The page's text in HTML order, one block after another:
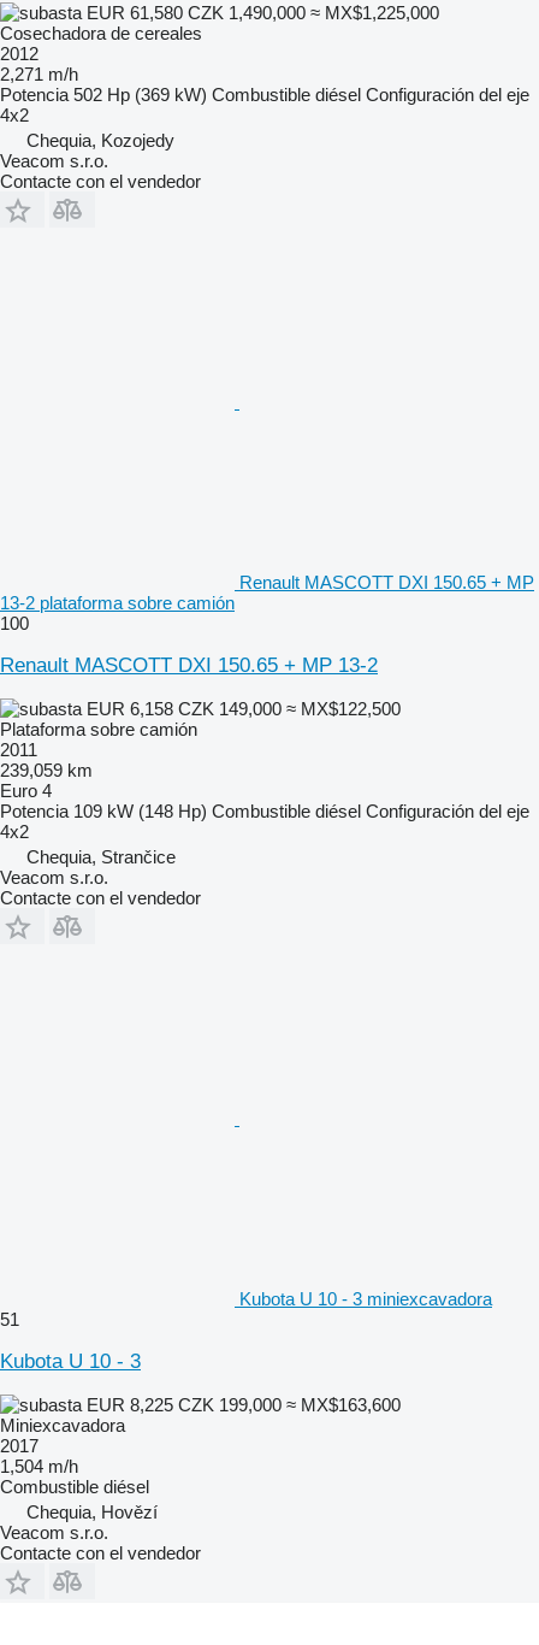
EUR 61,580 CZK 1,490,000 ≈ MX$1,225,000
Cosechadora de cereales
2012
2,271 m/h
Potencia 502 Hp (369 kW) Combustible diésel Configuración del eje
4x2
Chequia, Kozojedy
Veacom s.r.o.
Contacte con el vendedor
Renault MASCOTT DXI 150.65 + MP
13-2 plataforma sobre camión
100
Renault MASCOTT DXI 150.65 + MP 13-2
EUR 6,158 CZK 149,000 ≈ MX$122,500
Plataforma sobre camión
2011
239,059 km
Euro 4
Potencia 109 kW (148 Hp) Combustible diésel Configuración del eje
4x2
Chequia, Strančice
Veacom s.r.o.
Contacte con el vendedor
Kubota U 10 - 3 miniexcavadora
51
Kubota U 10 - 3
EUR 8,225 CZK 199,000 ≈ MX$163,600
Miniexcavadora
2017
1,504 m/h
Combustible diésel
Chequia, Hovězí
Veacom s.r.o.
Contacte con el vendedor